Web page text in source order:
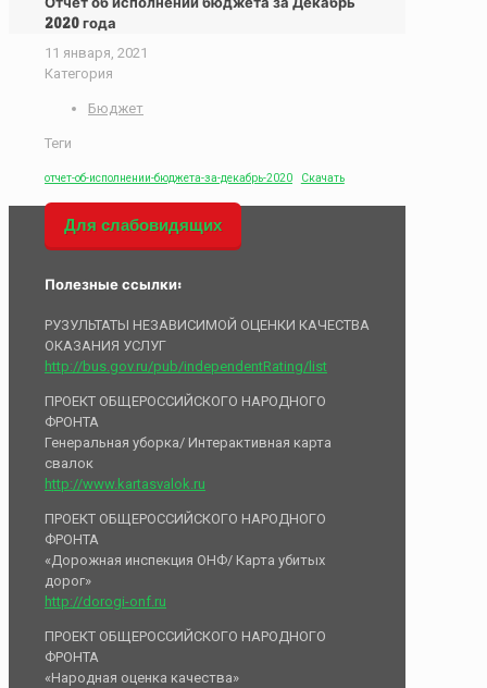
2020 года
11 января, 2021
Категория
Бюджет
Теги
отчет-об-исполнении-бюджета-за-декабрь-2020 Скачать
Для слабовидящих
Полезные ссылки:
РУЗУЛЬТАТЫ НЕЗАВИСИМОЙ ОЦЕНКИ КАЧЕСТВА
ОКАЗАНИЯ УСЛУГ
http://bus.gov.ru/pub/independentRating/list
ПРОЕКТ ОБЩЕРОССИЙСКОГО НАРОДНОГО
ФРОНТА
Генеральная уборка/ Интерактивная карта
свалок
http://www.kartasvalok.ru
ПРОЕКТ ОБЩЕРОССИЙСКОГО НАРОДНОГО
ФРОНТА
«Дорожная инспекция ОНФ/ Карта убитых
дорог»
http://dorogi-onf.ru
ПРОЕКТ ОБЩЕРОССИЙСКОГО НАРОДНОГО
ФРОНТА
«Народная оценка качества»